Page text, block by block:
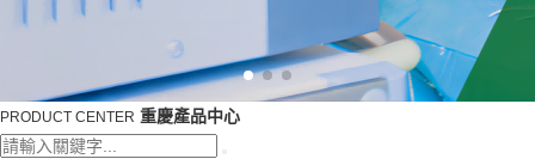
PRODUCT CENTER 重慶產品中心